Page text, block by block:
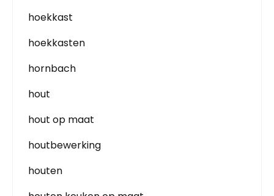
hoekkast
hoekkasten
hornbach
hout
hout op maat
houtbewerking
houten